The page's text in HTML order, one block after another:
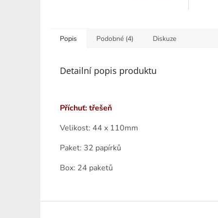
Popis Podobné (4) Diskuze
Detailní popis produktu
Příchuť: třešeň
Velikost: 44 x 110mm
Paket: 32 papírků
Box: 24 paketů